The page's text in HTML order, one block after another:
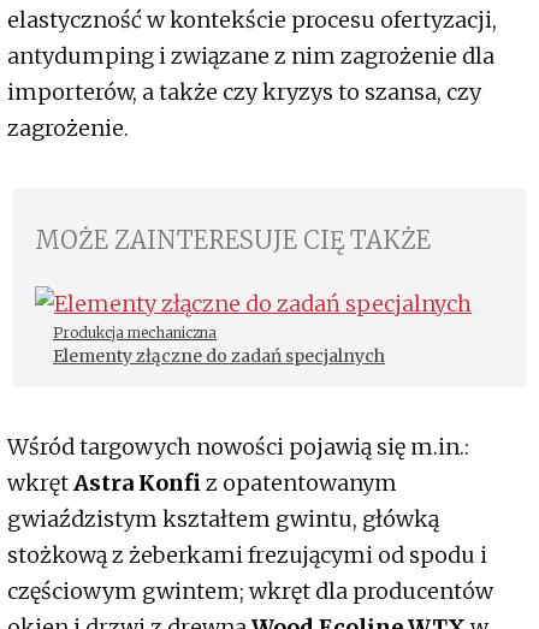
elastyczność w kontekście procesu ofertyzacji,
antydumping i związane z nim zagrożenie dla
importerów, a także czy kryzys to szansa, czy
zagrożenie.
MOŻE ZAINTERESUJE CIĘ TAKŻE
Produkcja mechaniczna
Elementy złączne do zadań specjalnych
Wśród targowych nowości pojawią się m.in.:
wkrętAstra Konfiz opatentowanym
gwiaździstym kształtem gwintu, główką
stożkową z żeberkami frezującymi od spodu i
częściowym gwintem; wkręt dla producentów